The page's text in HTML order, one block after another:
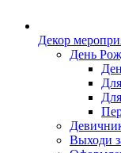
Декор
День
Выходи